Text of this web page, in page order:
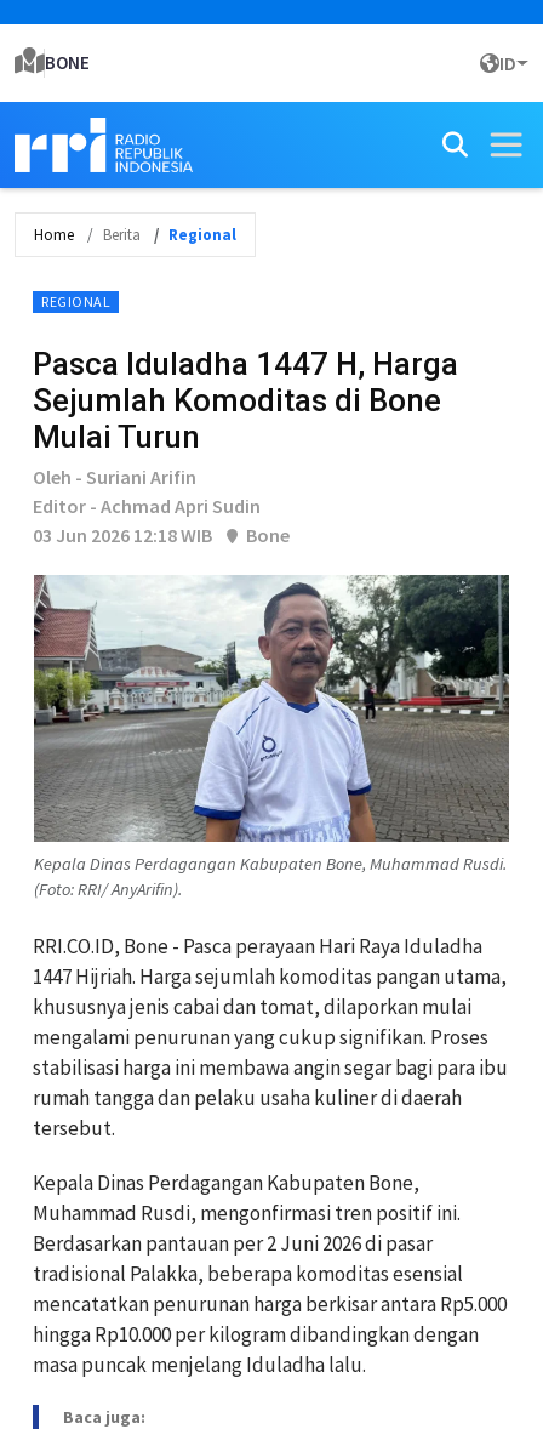
BONE ID
Home Berita Regional
REGIONAL
Pasca Iduladha 1447 H, Harga
Sejumlah Komoditas di Bone
Mulai Turun
Oleh - Suriani Arifin
Editor - Achmad Apri Sudin
03 Jun 2026 12:18 WIB
Bone
Kepala Dinas Perdagangan Kabupaten Bone, Muhammad Rusdi.
(Foto: RRI/ AnyArifin).
RRI.CO.ID, Bone - Pasca perayaan Hari Raya Iduladha
1447 Hijriah. Harga sejumlah komoditas pangan utama,
khususnya jenis cabai dan tomat, dilaporkan mulai
mengalami penurunan yang cukup signifikan. Proses
stabilisasi harga ini membawa angin segar bagi para ibu
rumah tangga dan pelaku usaha kuliner di daerah
tersebut.
Kepala Dinas Perdagangan Kabupaten Bone,
Muhammad Rusdi, mengonfirmasi tren positif ini.
Berdasarkan pantauan per 2 Juni 2026 di pasar
tradisional Palakka, beberapa komoditas esensial
mencatatkan penurunan harga berkisar antara Rp5.000
hingga Rp10.000 per kilogram dibandingkan dengan
masa puncak menjelang Iduladha lalu.
Baca juga: